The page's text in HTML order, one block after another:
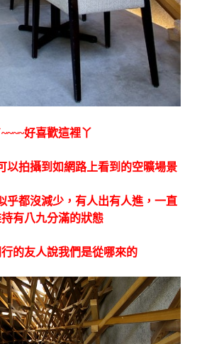
~~~~好喜歡這裡丫
以拍攝到如網路上看到的空曠場景
乎都沒減少，有人出有人進，一直
有八九分滿的狀態
的友人說我們是從哪來的